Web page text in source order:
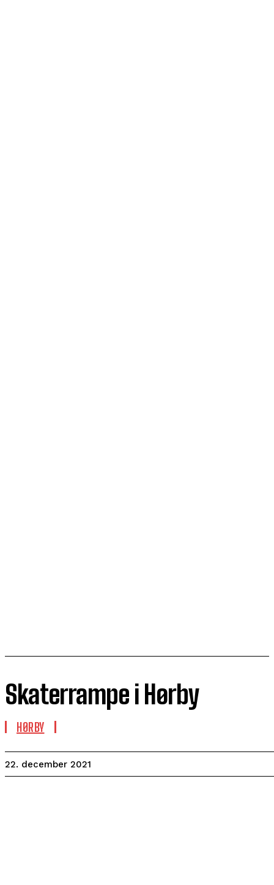
Skaterrampe i Hørby
HØRBY
22. december 2021